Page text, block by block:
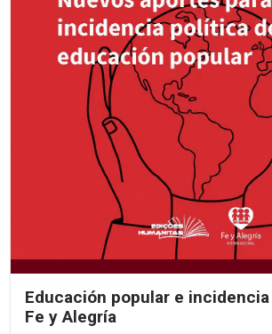
Educación popular e
Fe y Alegría